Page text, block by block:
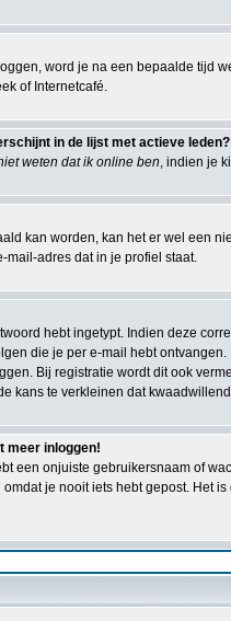
word je na een bepaalde tijd
of Internetcafé.
in de lijst met actieve leden?
weten dat ik online ben, indien je
kan worden, kan het er wel een
mail-adres dat in je profiel staat.
hebt ingetypt. Indien deze
die je per e-mail hebt
Bij registratie wordt dit ook
kans te verkleinen dat
meer inloggen!
een onjuiste gebruikersnaam of
je nooit iets hebt gepost.